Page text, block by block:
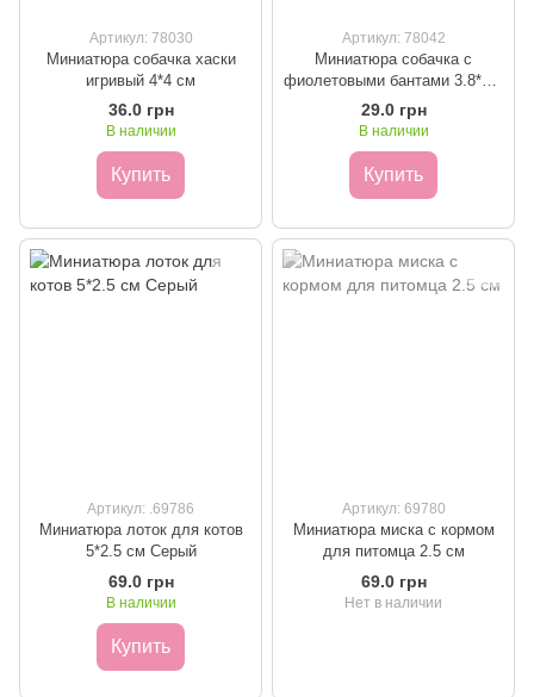
Артикул: 78030
Миниатюра собачка хаски
игривый 4*4 см
36.0 грн
В наличии
Купить
Артикул: 78042
Миниатюра собачка с
фиолетовыми бантами 3.8*3.2
см Бело-серая
29.0 грн
В наличии
Купить
Артикул: .69786
Миниатюра лоток для котов
5*2.5 см Серый
69.0 грн
В наличии
Купить
Артикул: 69780
Миниатюра миска с кормом
для питомца 2.5 см
69.0 грн
Нет в наличии